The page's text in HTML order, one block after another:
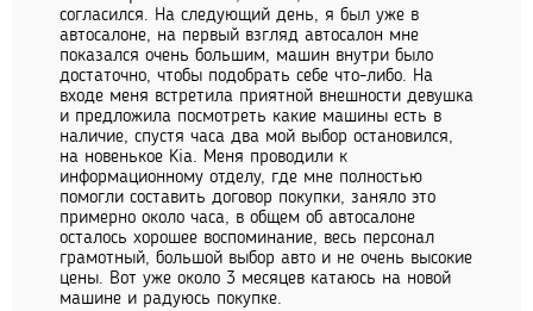
согласился. На следующий день, я был уже в
автосалоне, на первый взгляд автосалон мне
показался очень большим, машин внутри было
достаточно, чтобы подобрать себе что-либо. На
входе меня встретила приятной внешности девушка
и предложила посмотреть какие машины есть в
наличие, спустя часа два мой выбор остановился,
на новенькое Kia. Меня проводили к
информационному отделу, где мне полностью
помогли составить договор покупки, заняло это
примерно около часа, в общем об автосалоне
осталось хорошее воспоминание, весь персонал
грамотный, большой выбор авто и не очень высокие
цены. Вот уже около 3 месяцев катаюсь на новой
машине и радуюсь покупке.